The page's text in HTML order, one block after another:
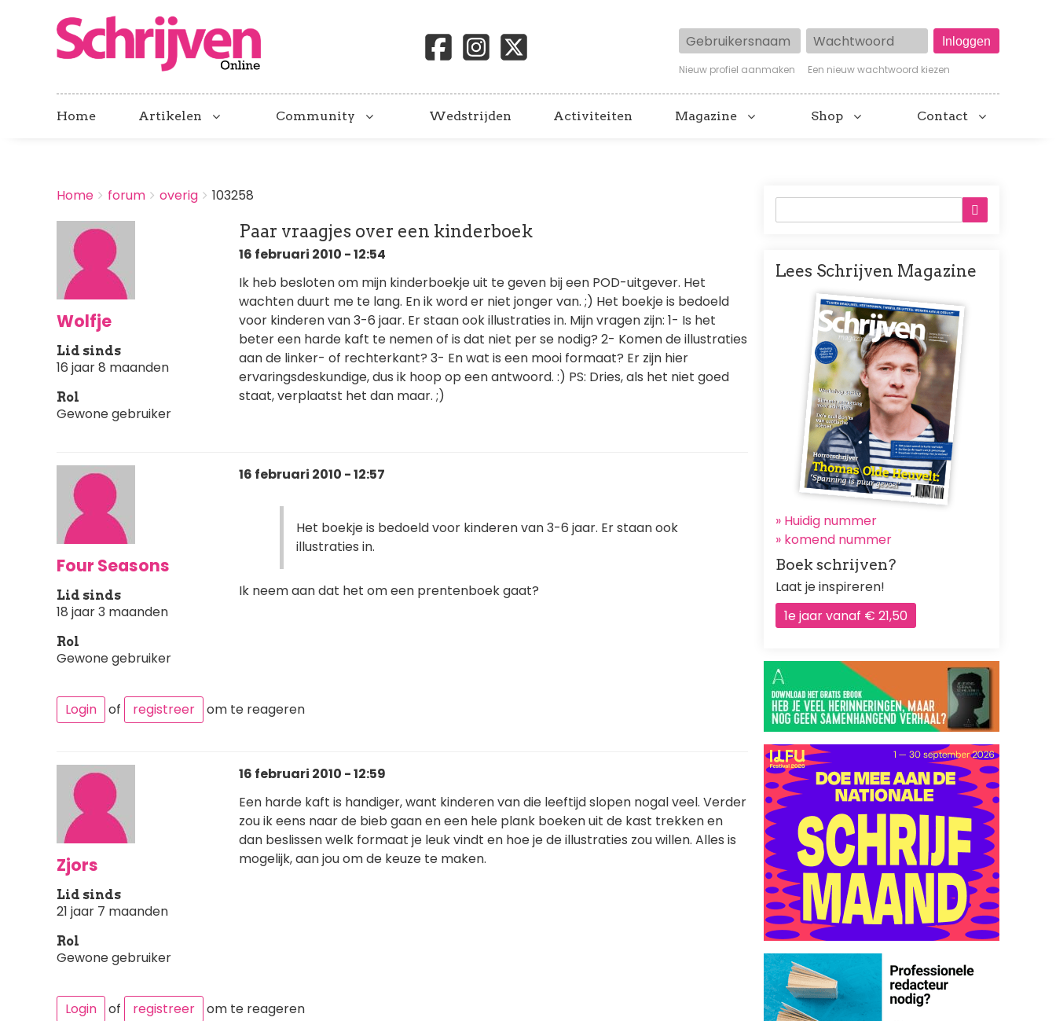
Gebruikersnaam Wachtwoord
Nieuw profiel aanmaken Een nieuw wachtwoord kiezen
Home Artikelen Community Wedstrijden Activiteiten Magazine Shop Contact
BREADCRUMBS
You
here:
Home forum overig 103258
Wolfje
Lid sinds
16 jaar 8 maanden
Rol
Gewone gebruiker
Paar vraagjes over een kinderboek
16 februari 2010 - 12:54
Ik heb besloten om mijn kinderboekje uit te geven bij een POD-uitgever. Het
wachten duurt me te lang. En ik word er niet jonger van. ;) Het boekje is bedoeld
voor kinderen van 3-6 jaar. Er staan ook illustraties in. Mijn vragen zijn: 1- Is het
beter een harde kaft te nemen of is dat niet per se nodig? 2- Komen de illustraties
aan de linker- of rechterkant? 3- En wat is een mooi formaat? Er zijn hier
ervaringsdeskundige, dus ik hoop op een antwoord. :) PS: Dries, als het niet goed
staat, verplaatst het dan maar. ;)
Four Seasons
Lid sinds
18 jaar 3 maanden
Rol
Gewone gebruiker
16 februari 2010 - 12:57
Het boekje is bedoeld voor kinderen van 3-6 jaar. Er staan ook
illustraties in.
Ik neem aan dat het om een prentenboek gaat?
Login of registreer om te reageren
Zjors
Lid sinds
21 jaar 7 maanden
Rol
Gewone gebruiker
16 februari 2010 - 12:59
Een harde kaft is handiger, want kinderen van die leeftijd slopen nogal veel. Verder
zou ik eens naar de bieb gaan en een hele plank boeken uit de kast trekken en
dan beslissen welk formaat je leuk vindt en hoe je de illustraties zou willen. Alles is
mogelijk, aan jou om de keuze te maken.
Login of registreer om te reageren
Lees Schrijven Magazine
Afbeelding
» Huidig nummer
» komend nummer
Boek schrijven?
Laat je inspireren!
1e jaar vanaf € 21,50